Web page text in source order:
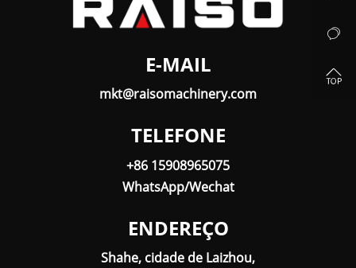
E-MAIL
mkt@raisomachinery.com
TELEFONE
+86 15908965075
WhatsApp/Wechat
ENDEREÇO
Shahe, cidade de Laizhou,

